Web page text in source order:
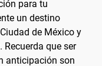
para tu
un destino
de México y
que ser
anticipación son